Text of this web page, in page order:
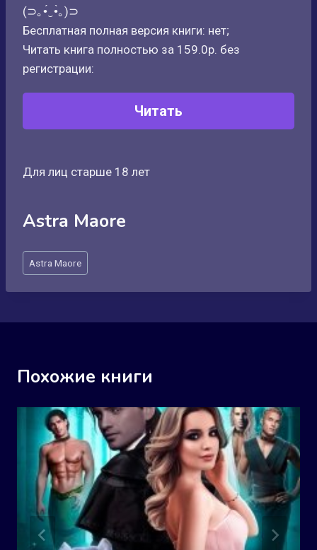
(⊃｡•́‿•̀｡)⊃
Бесплатная полная версия книги: нет;
Читать книга полностью за 159.0р. без
регистрации:
Читать
Для лиц старше 18 лет
Astra Maore
Метки
записи:
Astra Maore
Похожие книги